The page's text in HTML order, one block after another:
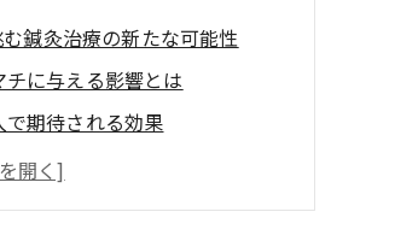
鍼灸治療の新たな可能性
に与える影響とは
期待される効果
灸治療の実績と証拠
の調整効果